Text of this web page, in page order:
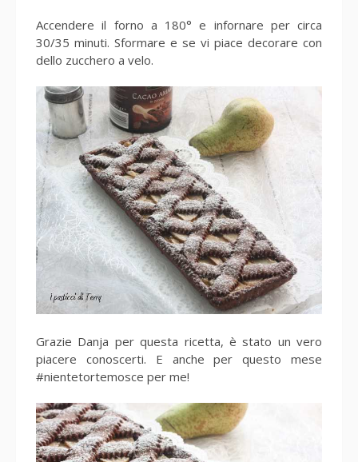
Accendere il forno a 180° e infornare per circa
30/35 minuti. Sformare e se vi piace decorare con
dello zucchero a velo.
Grazie Danja per questa ricetta, è stato un vero
piacere conoscerti. E anche per questo mese
#nientetortemosce per me!